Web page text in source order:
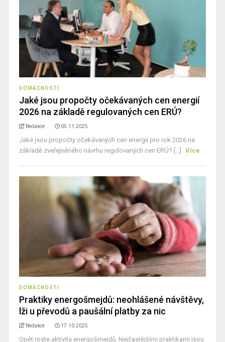
DOMÁCNOSTI
Jaké jsou propočty očekávaných cen energií
2026 na základě regulovaných cen ERÚ?
Redakce 05.11.2025
Jaké jsou propočty očekávaných cen energií pro rok 2026 na
základě zveřejněného návrhu regulovaných cen ERÚ? [...]
Více
DOMÁCNOSTI
Praktiky energošmejdů: neohlášené návštěvy,
lži u převodů a paušální platby za nic
Redakce 17.10.2025
Opět roste aktivita energošmejdů. Nejčastějšími praktikami jsou